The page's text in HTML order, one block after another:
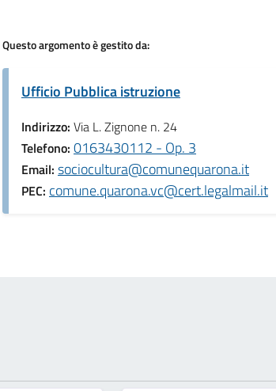
Questo argomento è gestito da:
Ufficio Pubblica istruzione
Indirizzo: Via L. Zignone n. 24
Telefono: 0163430112 - Op. 3
Email: sociocultura@comunequarona.it
PEC: comune.quarona.vc@cert.legalmail.it